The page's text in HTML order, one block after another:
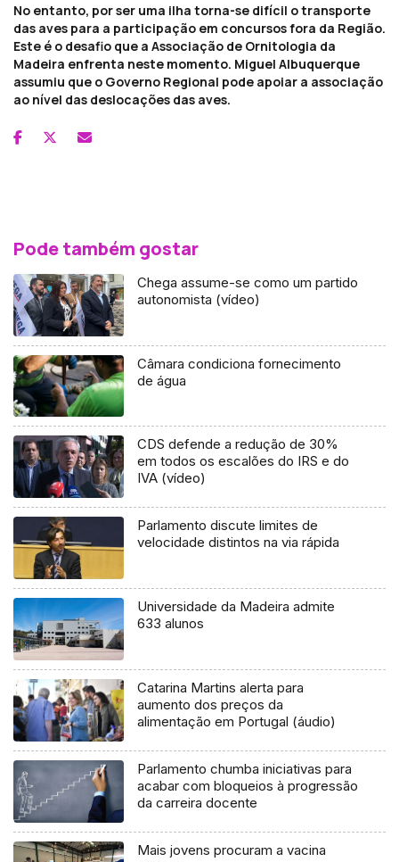
No entanto, por ser uma ilha torna-se difícil o transporte
das aves para a participação em concursos fora da Região.
Este é o desafio que a Associação de Ornitologia da
Madeira enfrenta neste momento. Miguel Albuquerque
assumiu que o Governo Regional pode apoiar a associação
ao nível das deslocações das aves.
Pode também gostar
Chega assume-se como um partido
autonomista (vídeo)
Câmara condiciona fornecimento
de água
CDS defende a redução de 30%
em todos os escalões do IRS e do
IVA (vídeo)
Parlamento discute limites de
velocidade distintos na via rápida
Universidade da Madeira admite
633 alunos
Catarina Martins alerta para
aumento dos preços da
alimentação em Portugal (áudio)
Parlamento chumba iniciativas para
acabar com bloqueios à progressão
da carreira docente
Mais jovens procuram a vacina